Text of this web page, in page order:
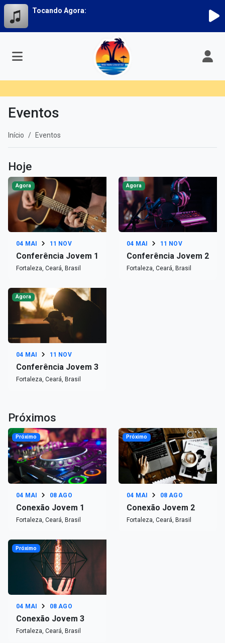
Tocando Agora:
Eventos
Início Eventos
Hoje
04 MAI 11 NOV
Conferência Jovem 1
Fortaleza, Ceará, Brasil
Agora
04 MAI 11 NOV
Conferência Jovem 2
Fortaleza, Ceará, Brasil
Agora
04 MAI 11 NOV
Conferência Jovem 3
Fortaleza, Ceará, Brasil
Agora
Próximos
04 MAI 08 AGO
Conexão Jovem 1
Fortaleza, Ceará, Brasil
Próximo
04 MAI 08 AGO
Conexão Jovem 2
Fortaleza, Ceará, Brasil
Próximo
04 MAI 08 AGO
Conexão Jovem 3
Fortaleza, Ceará, Brasil
Próximo